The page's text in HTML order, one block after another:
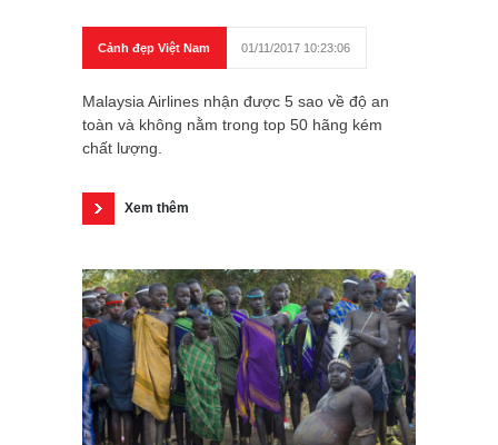
Cảnh đẹp Việt Nam 01/11/2017 10:23:06
Malaysia Airlines nhận được 5 sao về độ an
toàn và không nằm trong top 50 hãng kém
chất lượng.
Xem thêm